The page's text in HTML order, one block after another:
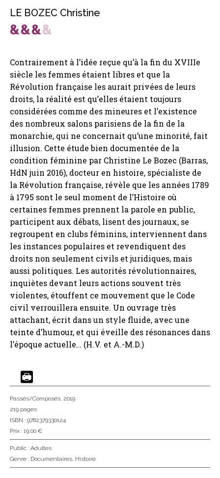
LE BOZEC Christine
Contrairement à l’idée reçue qu’à la fin du XVIIIe
siècle les femmes étaient libres et que la
Révolution française les aurait privées de leurs
droits, la réalité est qu’elles étaient toujours
considérées comme des mineures et l’existence
des nombreux salons parisiens de la fin de la
monarchie, qui ne concernait qu’une minorité, fait
illusion. Cette étude bien documentée de la
condition féminine par Christine Le Bozec (Barras,
HdN juin 2016), docteur en histoire, spécialiste de
la Révolution française, révèle que les années 1789
à 1795 sont le seul moment de l’Histoire où
certaines femmes prennent la parole en public,
participent aux débats, lisent des journaux, se
regroupent en clubs féminins, interviennent dans
les instances populaires et revendiquent des
droits non seulement civils et juridiques, mais
aussi politiques. Les autorités révolutionnaires,
inquiètes devant leurs actions souvent très
violentes, étouffent ce mouvement que le Code
civil verrouillera ensuite. Un ouvrage très
attachant, écrit dans un style fluide, avec une
teinte d’humour, et qui éveille des résonances dans
l’époque actuelle… (H.V. et A.-M.D.)
Passés/Composés, 2019
219 pages
ISBN : 9782379330124
Prix : 19,00 €
Public : Adultes
Genre : Documentaires, Histoire